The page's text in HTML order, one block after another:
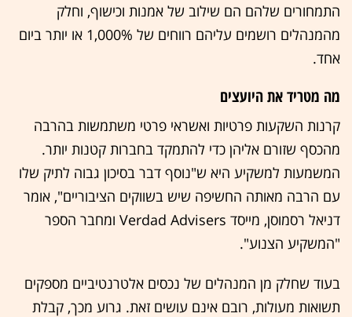
התמחורים שלהם הם שילוב של אמנות וכישוף, וחלק
מהמנהלים רושמים עליהם רווחים של 1,000% או יותר ביום
אחד.
מה מטריד את היועצים
קרנות השקעות פרטיות ואשראי פרטי משתמשות בהרבה
מהכסף שזורם אליהן כדי להתמקד בחברות קטנות יותר.
המשמעות למשקיע היא ש"נוסף דבר בסיכון גבוה לתיק שלו
עם הרבה מאותה החשיפה שיש בשווקים הציבוריים", אומר
דניאל רסמוסן, מייסד Verdad Advisers ומחבר הספר
"המשקיע הצנוע".
בעוד שחלק מן המנהלים של נכסים אלטרנטיביים מספקים
תשואות מעולות, רובם אינם עושים זאת. גרוע מכך, קבלת